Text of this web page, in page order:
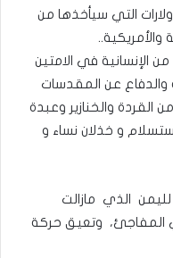
التي سيأخذها من
والأمريكية..
الإنسانية في الامتين
والدفاع عن المقدسات
القردة والخنازير وعبدة
و خذلان نساء و
الذي مازالت
المفاجئ، وتعيق حركة